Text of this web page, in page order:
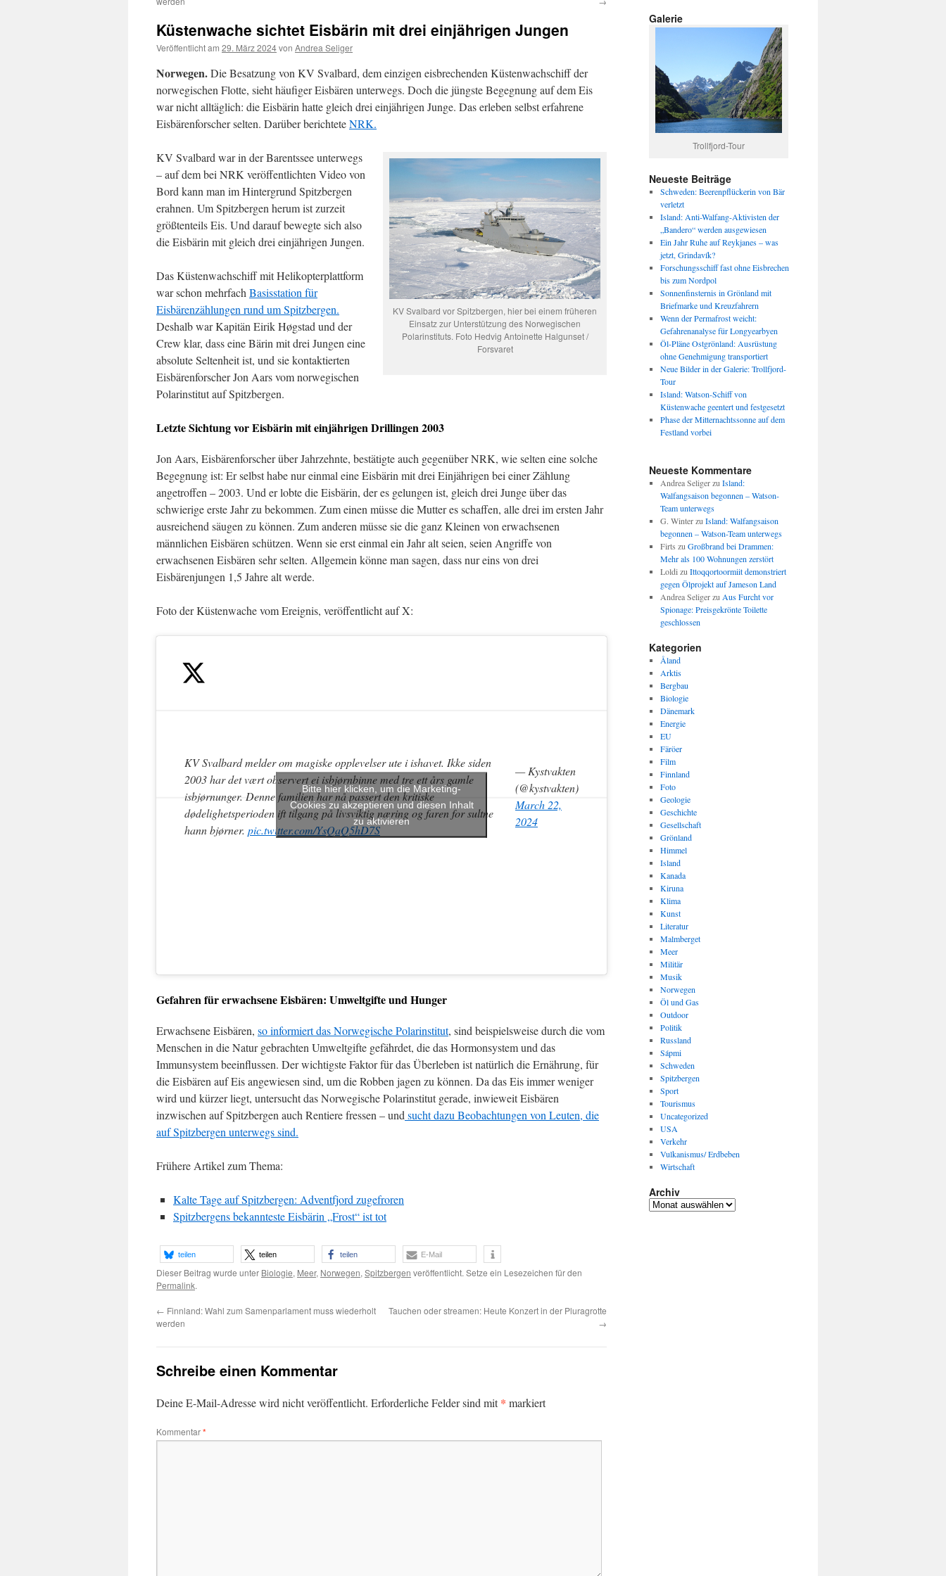
Küstenwache sichtet Eisbärin mit drei einjährigen Jungen
Veröffentlicht am 29. März 2024von Andrea Seliger
Norwegen.Die Besatzung von KV Svalbard, dem einzigen eisbrechenden Küstenwachschiff der
norwegischen Flotte, sieht häufiger Eisbären unterwegs. Doch die jüngste Begegnung auf dem Eis
war nicht alltäglich: die Eisbärin hatte gleich drei einjährigen Junge. Das erleben selbst erfahrene
Eisbärenforscher selten. Darüber berichteteNRK.
KV Svalbard vor Spitzbergen, hier bei einem früheren
Einsatz zur Unterstützung des Norwegischen
Polarinstituts. Foto Hedvig Antoinette Halgunset /
Forsvaret
KV Svalbard war in der Barentssee unterwegs
– auf dem bei NRK veröffentlichten Video von
Bord kann man im Hintergrund Spitzbergen
erahnen. Um Spitzbergen herum ist zurzeit
größtenteils Eis. Und darauf bewegte sich also
die Eisbärin mit gleich drei einjährigen Jungen.
Das Küstenwachschiff mit Helikopterplattform
war schon mehrfach Basisstation für
Eisbärenzählungen rund um Spitzbergen.
Deshalb war Kapitän Eirik Høgstad und der
Crew klar, dass eine Bärin mit drei Jungen eine
absolute Seltenheit ist, und sie kontaktierten
Eisbärenforscher Jon Aars vom norwegischen
Polarinstitut auf Spitzbergen.
Letzte Sichtung vor Eisbärin mit einjährigen Drillingen 2003
Jon Aars, Eisbärenforscher über Jahrzehnte, bestätigte auch gegenüber NRK, wie selten eine solche
Begegnung ist: Er selbst habe nur einmal eine Eisbärin mit drei Einjährigen bei einer Zählung
angetroffen – 2003. Und er lobte die Eisbärin, der es gelungen ist, gleich drei Junge über das
schwierige erste Jahr zu bekommen. Zum einen müsse die Mutter es schaffen, alle drei im ersten Jahr
ausreichend säugen zu können. Zum anderen müsse sie die ganz Kleinen von erwachsenen
männlichen Eisbären schützen. Wenn sie erst einmal ein Jahr alt seien, seien Angriffe von
erwachsenen Eisbären sehr selten. Allgemein könne man sagen, dass nur eins von drei
Eisbärenjungen 1,5 Jahre alt werde.
Foto der Küstenwache vom Ereignis, veröffentlicht auf X:
KV Svalbard melder om magiske opplevelser ute i ishavet. Ikke siden
2003 har det vært observert ei isbjørnbinne med tre ett års gamle
isbjørnunger. Denne familien har nå passert den kritiske
dødelighetsperioden ift tilgang på livsviktig næring og faren for sultne
hann bjørner. pic.twitter.com/YsQaQ5hD7S
— Kystvakten
(@kystvakten)
March 22,
2024
Bitte hier klicken, um die Marketing-
Cookies zu akzeptieren und diesen Inhalt
zu aktivieren
Gefahren für erwachsene Eisbären: Umweltgifte und Hunger
Erwachsene Eisbären, so informiert das Norwegische Polarinstitut, sind beispielsweise durch die vom
Menschen in die Natur gebrachten Umweltgifte gefährdet, die das Hormonsystem und das
Immunsystem beeinflussen. Der wichtigste Faktor für das Überleben ist natürlich die Ernährung, für
die Eisbären auf Eis angewiesen sind, um die Robben jagen zu können. Da das Eis immer weniger
wird und kürzer liegt, untersucht das Norwegische Polarinstitut gerade, inwieweit Eisbären
inzwischen auf Spitzbergen auch Rentiere fressen – und sucht dazu Beobachtungen von Leuten, die
auf Spitzbergen unterwegs sind.
Frühere Artikel zum Thema:
Kalte Tage auf Spitzbergen: Adventfjord zugefroren
Spitzbergens bekannteste Eisbärin „Frost“ ist tot
teilen teilen teilen E-Mail
Dieser Beitrag wurde unter Biologie, Meer, Norwegen, Spitzbergen veröffentlicht. Setze ein Lesezeichen für den
Permalink.
← Finnland: Wahl zum Samenparlament muss wiederholt
werden
Tauchen oder streamen: Heute Konzert in der Pluragrotte
→
Schreibe einen Kommentar
Deine E-Mail-Adresse wird nicht veröffentlicht. Erforderliche Felder sind mit* markiert
Kommentar*
Galerie
Trollfjord-Tour
Neueste Beiträge
Schweden: Beerenpflückerin von Bär
verletzt
Island: Anti-Walfang-Aktivisten der
„Bandero“ werden ausgewiesen
Ein Jahr Ruhe auf Reykjanes – was
jetzt, Grindavík?
Forschungsschiff fast ohne Eisbrechen
bis zum Nordpol
Sonnenfinsternis in Grönland mit
Briefmarke und Kreuzfahrern
Wenn der Permafrost weicht:
Gefahrenanalyse für Longyearbyen
Öl-Pläne Ostgrönland: Ausrüstung
ohne Genehmigung transportiert
Neue Bilder in der Galerie: Trollfjord-
Tour
Island: Watson-Schiff von
Küstenwache geentert und festgesetzt
Phase der Mitternachtssonne auf dem
Festland vorbei
Neueste Kommentare
Andrea Seligerzu Island:
Walfangsaison begonnen – Watson-
Team unterwegs
G. Winterzu Island: Walfangsaison
begonnen – Watson-Team unterwegs
Firts zu Großbrand bei Drammen:
Mehr als 100 Wohnungen zerstört
Loldi zu Ittoqqortoormiit demonstriert
gegen Ölprojekt auf Jameson Land
Andrea Seligerzu Aus Furcht vor
Spionage: Preisgekrönte Toilette
geschlossen
Kategorien
Åland
Arktis
Bergbau
Biologie
Dänemark
Energie
EU
Färöer
Film
Finnland
Foto
Geologie
Geschichte
Gesellschaft
Grönland
Himmel
Island
Kanada
Kiruna
Klima
Kunst
Literatur
Malmberget
Meer
Militär
Musik
Norwegen
Öl und Gas
Outdoor
Politik
Russland
Sápmi
Schweden
Spitzbergen
Sport
Tourismus
Uncategorized
USA
Verkehr
Vulkanismus/ Erdbeben
Wirtschaft
Archiv
Archiv